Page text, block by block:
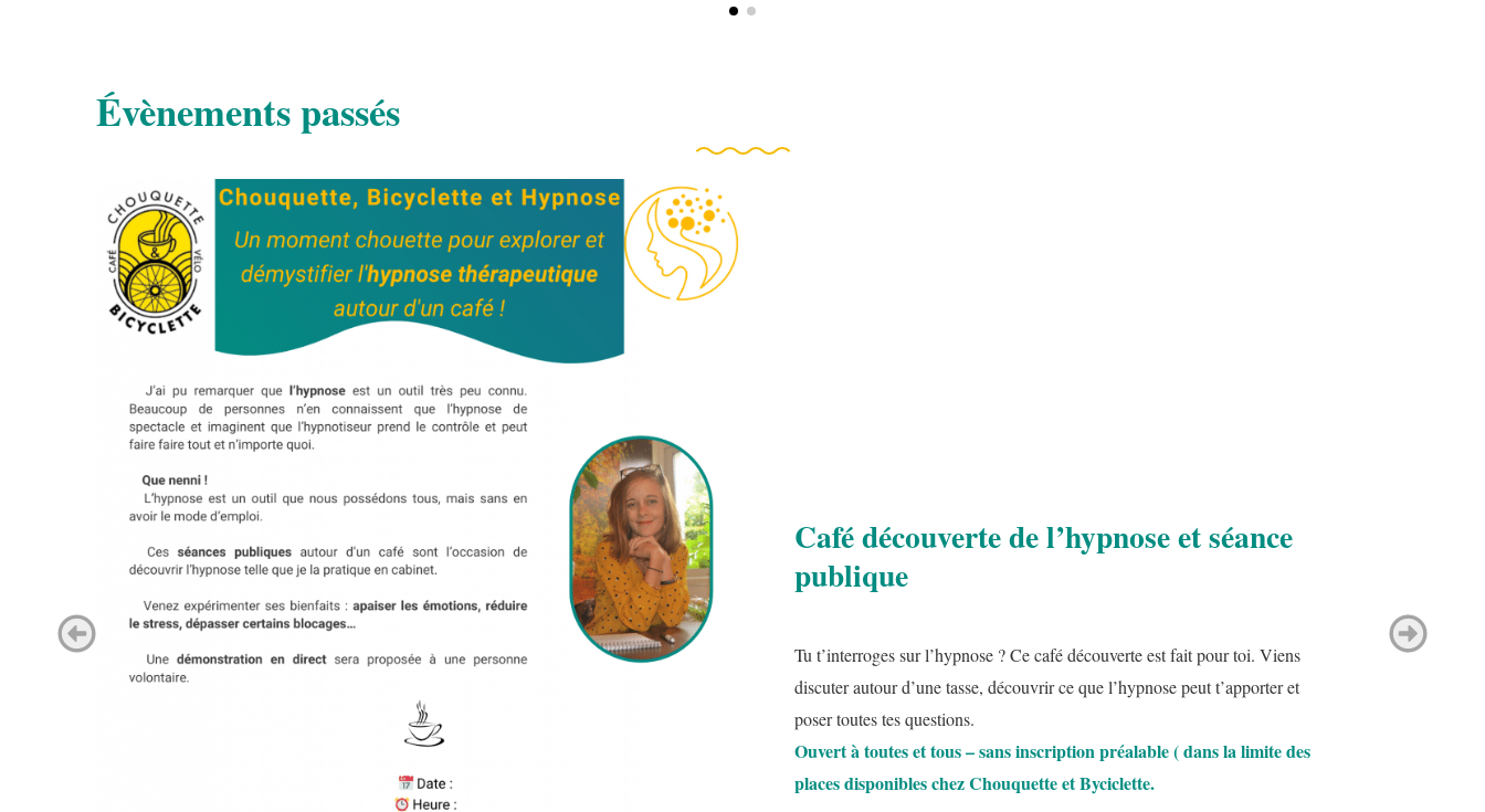
Évènements passés
Café découverte de l’hypnose et séance
publique
Tu t’interroges sur l’hypnose ? Ce café découverte est fait pour toi. Viens
discuter autour d’une tasse, découvrir ce que l’hypnose peut t’apporter et
poser toutes tes questions.
Ouvert à toutes et tous – sans inscription préalable ( dans la limite des
places disponibles chez Chouquette et Byciclette.